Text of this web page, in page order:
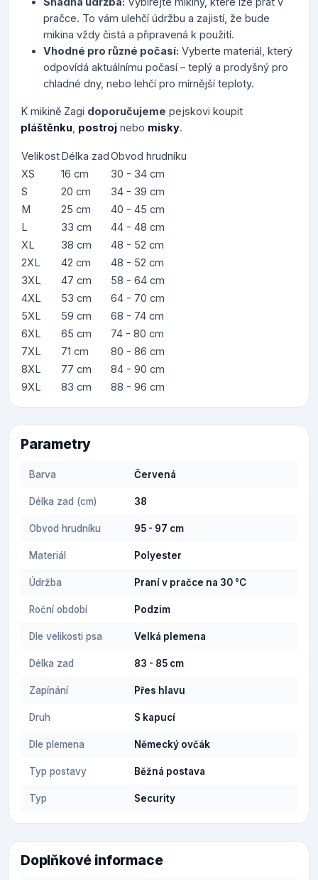
pračce. To vám ulehčí údržbu a zajistí, že bude
mikina vždy čistá a připravená k použití.
Vhodné pro různé počasí: Vyberte materiál, který
odpovídá aktuálnímu počasí – teplý a prodyšný pro
chladné dny, nebo lehčí pro mírnější teploty.
K mikině Zagi doporučujeme pejskovi koupit
pláštěnku postroj nebo misky.
VelikostDélka zadObvod hrudníku
XS
16 cm
30 - 34 cm
S
20 cm
34 - 39 cm
M
25 cm
40 - 45 cm
L
33 cm
44 - 48 cm
XL
38 cm
48 - 52 cm
2XL
42 cm
48 - 52 cm
3XL
47 cm
58 - 64 cm
4XL
53 cm
64 - 70 cm
5XL
59 cm
68 - 74 cm
6XL
65 cm
74 - 80 cm
7XL
71 cm
80 - 86 cm
8XL
77 cm
84 - 90 cm
9XL
83 cm 88 - 96 cm
Parametry
Barva Červená
Délka zad (cm) 38
Obvod hrudníku 95 - 97 cm
Materiál Polyester
Údržba Praní v pračce na 30 °C
Roční období Podzim
Dle velikosti psa Velká plemena
Délka zad 83 - 85 cm
Zapínání Přes hlavu
Druh S kapucí
Dle plemena Německý ovčák
Typ postavy Běžná postava
Typ Security
Doplňkové informace